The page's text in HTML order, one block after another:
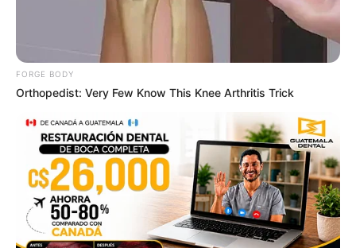
These Photos Make Us Nostalgic For The 70's
FORGE BODY
Orthopedist: Very Few Know This Knee Arthritis Trick